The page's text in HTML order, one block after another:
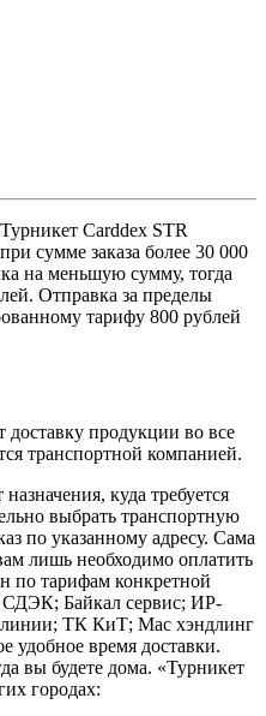
Carddex STR
сумме заказа более 30 000
на меньшую сумму, тогда
Отправка за пределы
тарифу 800 рублей
доставку продукции во все
транспортной компанией.
куда требуется
выбрать транспортную
по указанному адресу. Сама
лишь необходимо оплатить
по тарифам конкретной
Байкал сервис; ИР-
ТК КиТ; Мас хэндлинг
удобное время доставки.
вы будете дома. «Турникет
городах: